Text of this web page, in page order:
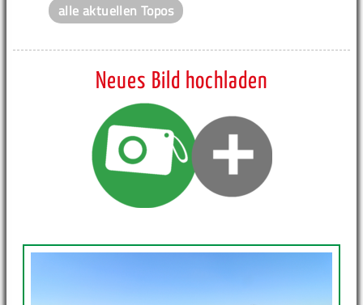
alle aktuellen Topos
Neues Bild hochladen